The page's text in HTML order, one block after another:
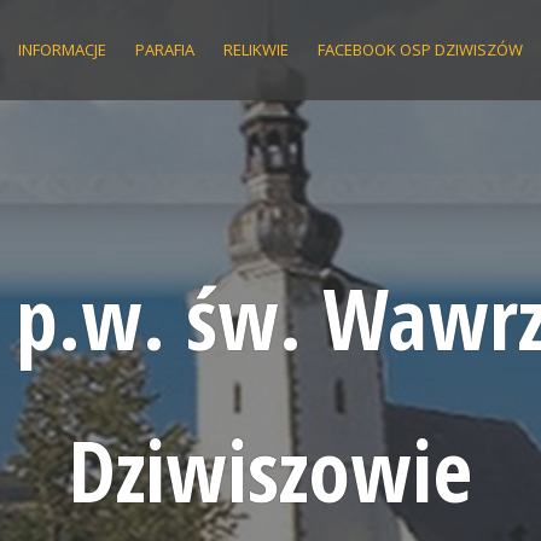
INFORMACJE PARAFIA RELIKWIE FACEBOOK OSP DZIWISZÓW
św.
Dziwiszowie